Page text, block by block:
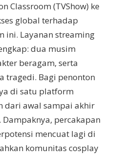
Classroom (TVShow) ke
global terhadap
ini. Layanan streaming
dua musim
beragam, serta
tragedi. Bagi penonton
di satu platform
dari awal sampai akhir
percakapan
mencuat lagi di
komunitas cosplay